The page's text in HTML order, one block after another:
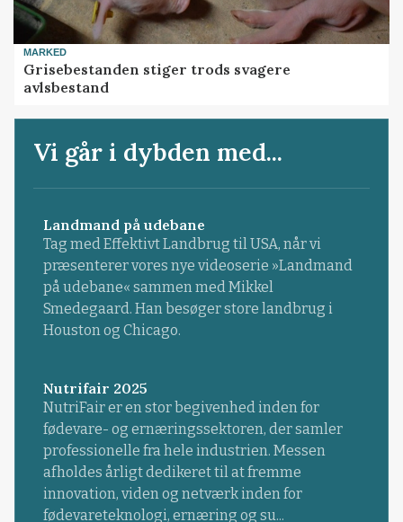
MARKED
Grisebestanden stiger trods svagere
avlsbestand
Vi går i dybden med...
Landmand på udebane
Tag med Effektivt Landbrug til USA, når vi
præsenterer vores nye videoserie »Landmand
på udebane« sammen med Mikkel
Smedegaard. Han besøger store landbrug i
Houston og Chicago.
Nutrifair 2025
NutriFair er en stor begivenhed inden for
fødevare- og ernæringssektoren, der samler
professionelle fra hele industrien. Messen
afholdes årligt dedikeret til at fremme
innovation, viden og netværk inden for
fødevareteknologi, ernæring og su...